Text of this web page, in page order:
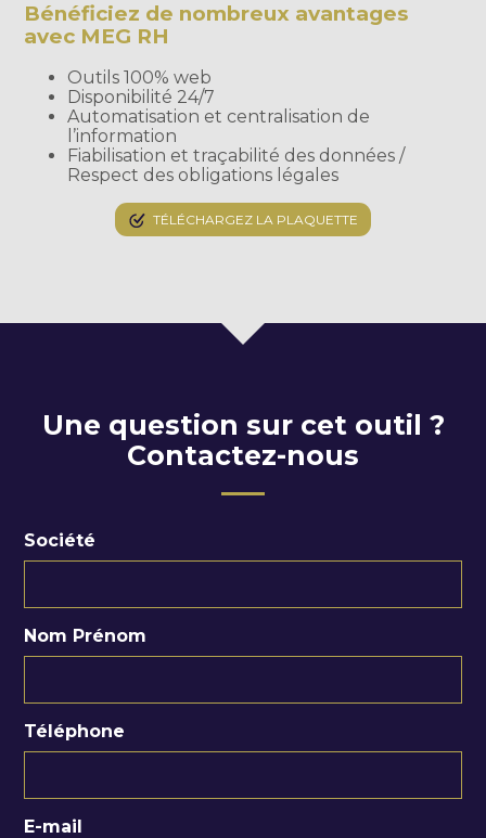
Bénéficiez de nombreux avantages
avec MEG RH
Outils 100% web
Disponibilité 24/7
Automatisation et centralisation de
l’information
Fiabilisation et traçabilité des données /
Respect des obligations légales
TÉLÉCHARGEZ LA PLAQUETTE
Une question sur cet outil ?
Contactez-nous
Société
Nom Prénom
Téléphone
E-mail